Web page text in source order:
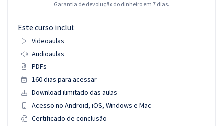
Garantia de devolução do dinheiro em 7 dias.
Este curso inclui:
Videoaulas
Audioaulas
PDFs
160 dias para acessar
Download ilimitado das aulas
Acesso no Android, iOS, Windows e Mac
Certificado de conclusão